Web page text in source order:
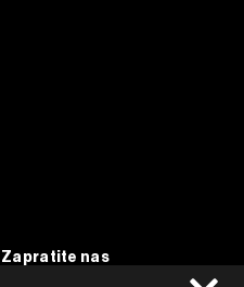
Zapratite nas